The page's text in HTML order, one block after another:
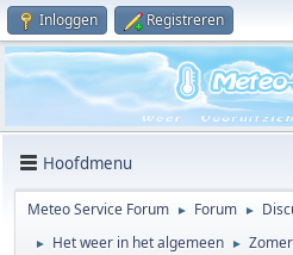
Inloggen Registreren
Hoofdmenu
Meteo Service Forum ► Forum ►
► Het weer in het algemeen ►